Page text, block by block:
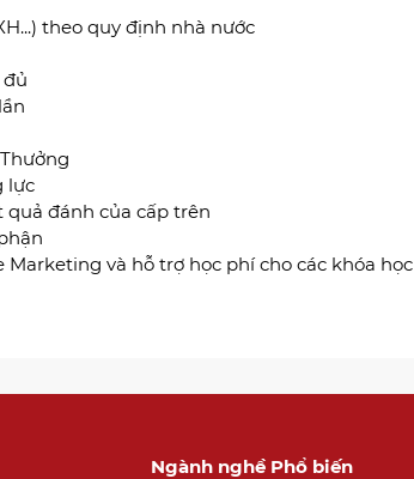
theo quy định nhà nước
đủ
lực
quả đánh của cấp trên
và hỗ trợ học phí cho các khóa học
Ngành nghề Phổ biến